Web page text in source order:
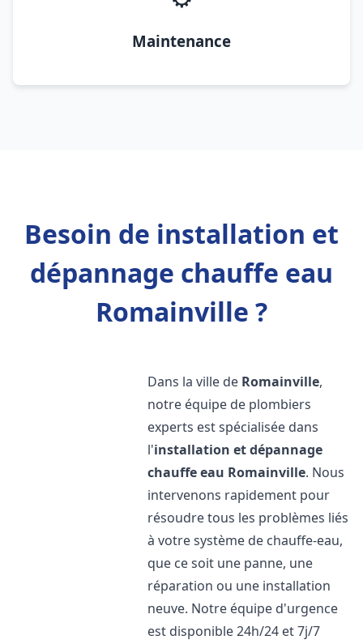
Maintenance
Besoin de installation et
dépannage chauffe eau
Romainville ?
Dans la ville de Romainville,
notre équipe de plombiers
experts est spécialisée dans
l'installation et dépannage
chauffe eau Romainville. Nous
intervenons rapidement pour
résoudre tous les problèmes liés
à votre système de chauffe-eau,
que ce soit une panne, une
réparation ou une installation
neuve. Notre équipe d'urgence
est disponible 24h/24 et 7j/7